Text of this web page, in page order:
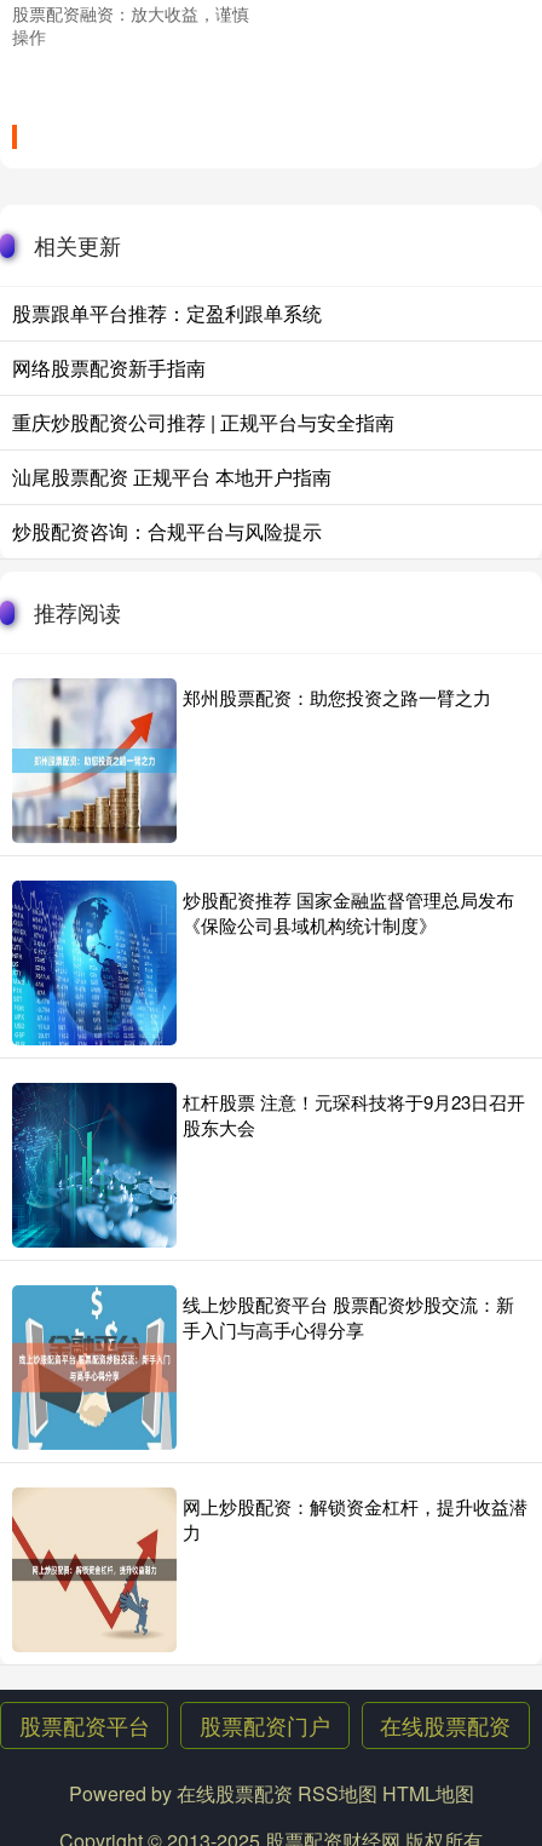
股票配资融资：放大收益，谨慎
操作
相关更新
股票跟单平台推荐：定盈利跟单系统
网络股票配资新手指南
重庆炒股配资公司推荐 | 正规平台与安全指南
汕尾股票配资 正规平台 本地开户指南
炒股配资咨询：合规平台与风险提示
推荐阅读
郑州股票配资：助您投资之路一臂之力
炒股配资推荐 国家金融监督管理总局发布
《保险公司县域机构统计制度》
杠杆股票 注意！元琛科技将于9月23日召开
股东大会
线上炒股配资平台 股票配资炒股交流：新
手入门与高手心得分享
网上炒股配资：解锁资金杠杆，提升收益潜
力
股票配资平台 股票配资门户 在线股票配资
Powered by在线股票配资 RSS地图 HTML地图